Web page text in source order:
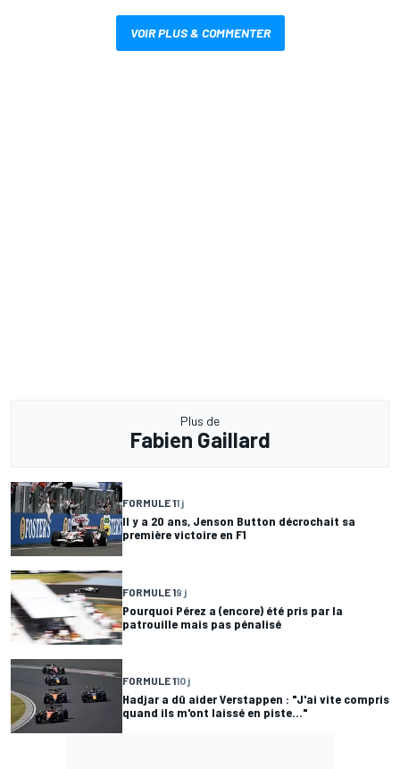
VOIR PLUS & COMMENTER
Plus de
Fabien Gaillard
FORMULE 11 j
Il y a 20 ans, Jenson Button décrochait sa
première victoire en F1
FORMULE 19 j
Pourquoi Pérez a (encore) été pris par la
patrouille mais pas pénalisé
FORMULE 110 j
Hadjar a dû aider Verstappen : "J'ai vite compris
quand ils m'ont laissé en piste..."